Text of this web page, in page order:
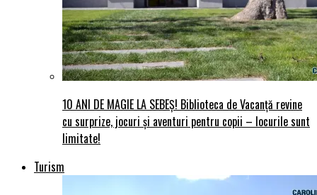
10 ANI DE MAGIE LA SEBEȘ! Biblioteca de Vacanță revine
cu surprize, jocuri și aventuri pentru copii – locurile sunt
limitate!
Turism